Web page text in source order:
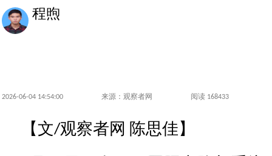
程煦
2026-06-04 14:54:00 来源：观察者网 阅读 168433
【文/观察者网 陈思佳】